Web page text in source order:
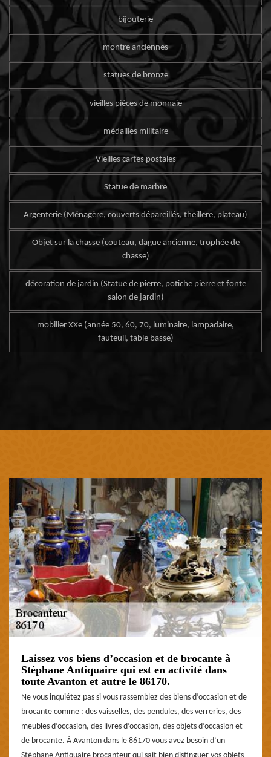
bijouterie
montre anciennes
statues de bronze
vieilles pièces de monnaie
médailles militaire
Vieilles cartes postales
Statue de marbre
Argenterie (Ménagère, couverts dépareillés, theillere, plateau)
Objet sur la chasse (couteau, dague ancienne, trophée de
chasse)
décoration de jardin (Statue de pierre, potiche pierre et fonte
salon de jardin)
mobilier XXe (année 50, 60, 70, luminaire, lampadaire,
fauteuil, table basse)
Laissez vos biens d’occasion et de brocante à
Stéphane Antiquaire qui est en activité dans
toute Avanton et autre le 86170.
Ne vous inquiétez pas si vous rassemblez des biens d’occasion et de
brocante comme : des vaisselles, des pendules, des verreries, des
meubles d’occasion, des livres d’occasion, des objets d’occasion et
de brocante. À Avanton dans le 86170 vous avez besoin d’un